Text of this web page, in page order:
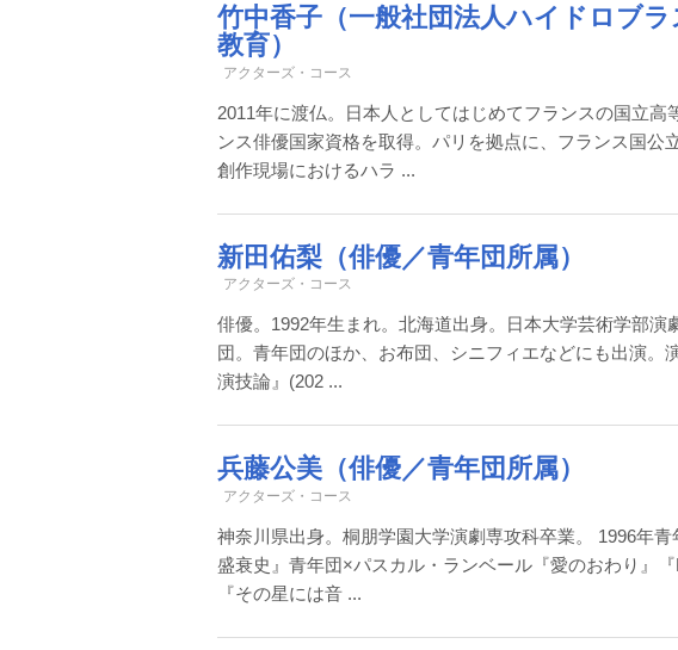
竹中香子（一般社団法人ハイドロブ
教育）
アクターズ・コース
2011年に渡仏。日本人としてはじめてフランスの国立
ンス俳優国家資格を取得。パリを拠点に、フランス国公
創作現場におけるハラ ...
新田佑梨（俳優／青年団所属）
アクターズ・コース
俳優。1992年生まれ。北海道出身。日本大学芸術学部
団。青年団のほか、お布団、シニフィエなどにも出演
演技論』(202 ...
兵藤公美（俳優／青年団所属）
アクターズ・コース
神奈川県出身。桐朋学園大学演劇専攻科卒業。 1996年
盛衰史』青年団×パスカル・ランベール『愛のおわり』
『その星には音 ...